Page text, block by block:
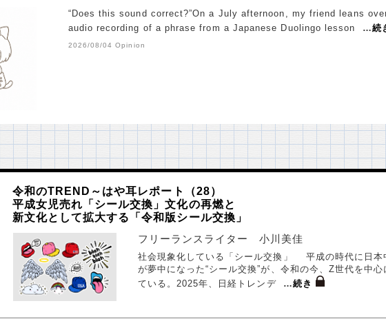
“Does this sound correct?”On a July afternoon, my friend leans
audio recording of a phrase from a Japanese Duolingo lesson
…続
2026/08/04 Opinion
令和のTREND～はや耳レポート（28）
平成女児売れ「シール交換」文化の再燃と
新文化として拡大する「令和版シール交換」
フリーランスライター 小川美佳
社会現象化している「シール交換」 平成の時代に日本
が夢中になった“シール交換”が、令和の今、Z世代を中
ている。2025年、日経トレンデ
…続き